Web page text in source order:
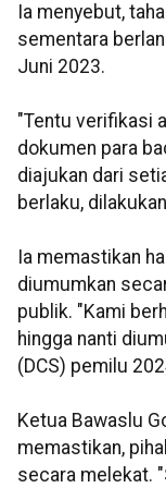
Ia menyebut,
sementara
Juni 2023.
"Tentu verifikasi
dokumen para
diajukan dari
berlaku,
Ia memastikan
diumumkan
publik. "Kami
hingga nanti
(DCS) pemilu
Ketua Bawaslu
memastikan,
secara melekat.